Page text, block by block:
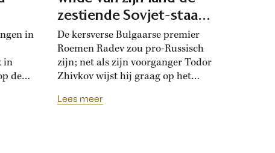
in
in
de
zestiende Sovjet-staat
maken
De kersverse Bulgaarse premier
Roemen Radev zou pro-Russisch
zijn; net als zijn voorganger Todor
Zhivkov wijst hij graag op het
1878. Die vroegere premier was zo
Lees meer